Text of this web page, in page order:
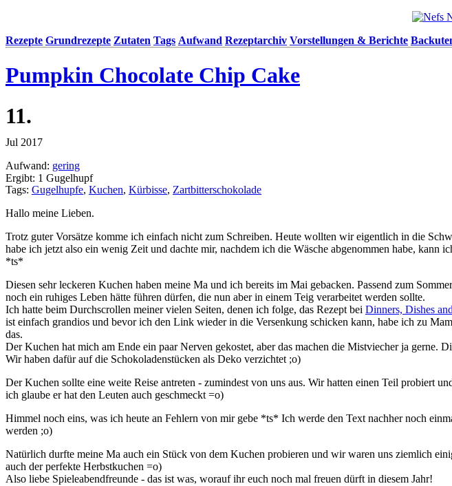
Rezepte Grundrezepte Zutaten Tags Aufwand Rezeptarchiv Vorstellungen & Berichte
Pumpkin Chocolate Chip Cake
11.
Jul 2017
Aufwand: gering
Ergibt: 1 Gugelhupf
Tags: Gugelhupfe, Kuchen, Kürbisse, Zartbitterschokolade
Hallo meine Lieben.
Trotz guter Vorsätze komme ich einfach nicht zum Schreiben. Heute wollten wir eigentlich in die
habe ich jetzt also ein wenig Zeit und dachte mir, nachdem ich die Wäsche abgenommen habe,
*ts*
Diesen sehr leckeren Kuchen haben meine Ma und ich bereits im Mai gebacken. Passend zum
noch ein ruhiges Leben hätte führen dürfen, die nun aber in einem Teig verarbeitet werden sollte.
Ich hatte beim Durchscrollen meiner vielen Seiten, denen ich folge, das Rezept bei Dinners, Dishes
ist einfach grandios und bevor ich den Link wieder in die Versenkung schicken kann, habe ich zu
das.
Der Kuchen hat mich am Ende ein paar Nerven gekostet, aber das machen die Mistviecher ja
Wir haben dafür auf die Schokoladenstücken als Deko verzichtet ;o)
Der Kuchen sollte eine weite Reise antreten - zumindest von uns aus. Wir hatten einen Teil probiert
ich glaube er hat den Leuten auch geschmeckt =o)
Himmel noch eins, was ich heute an Fehlern von mir gebe *ts* Ich werde den Text nachher noch
werden ;o)
Natürlich durfte meine Ma auch ein Stück von dem Kuchen probieren und wir waren uns ziemlich
auch der perfekte Herbstkuchen =o)
Also liebe Spieleabendfreunde - das ist was, worauf ihr euch noch mal freuen dürft in diesem Jahr!